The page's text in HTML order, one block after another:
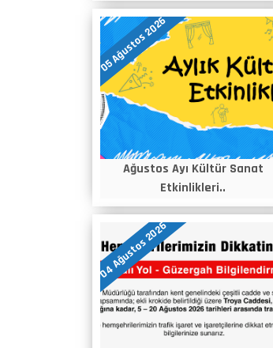
05 Ağustos 2026
Ağustos Ayı Kültür Sanat
Etkinlikleri..
04 Ağustos 2026